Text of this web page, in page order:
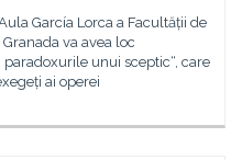
García Lorca a Facultății de
va avea loc
unui sceptic“, care
ai operei